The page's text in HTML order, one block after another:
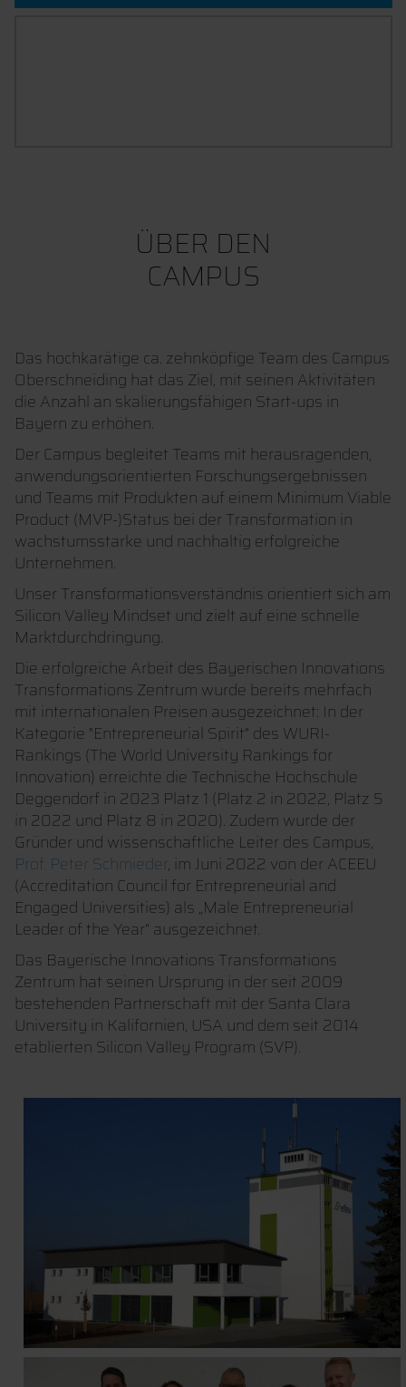
ÜBER DEN
CAMPUS
Das hochkarätige ca. zehnköpfige Team des Campus
Oberschneiding hat das Ziel, mit seinen Aktivitäten
die Anzahl an skalierungsfähigen Start-ups in
Bayern zu erhöhen.
Der Campus begleitet Teams mit herausragenden,
anwendungsorientierten Forschungsergebnissen
und Teams mit Produkten auf einem Minimum Viable
Product (MVP-)Status bei der Transformation in
wachstumsstarke und nachhaltig erfolgreiche
Unternehmen.
Unser Transformationsverständnis orientiert sich am
Silicon Valley Mindset und zielt auf eine schnelle
Marktdurchdringung.
Die erfolgreiche Arbeit des Bayerischen Innovations
Transformations Zentrum wurde bereits mehrfach
mit internationalen Preisen ausgezeichnet: In der
Kategorie "Entrepreneurial Spirit" des WURI-
Rankings (The World University Rankings for
Innovation) erreichte die Technische Hochschule
Deggendorf in 2023 Platz 1 (Platz 2 in 2022, Platz 5
in 2022 und Platz 8 in 2020). Zudem wurde der
Gründer und wissenschaftliche Leiter des Campus,
Prof. Peter Schmieder, im Juni 2022 von der ACEEU
(Accreditation Council for Entrepreneurial and
Engaged Universities) als „Male Entrepreneurial
Leader of the Year“ ausgezeichnet.
Das Bayerische Innovations Transformations
Zentrum hat seinen Ursprung in der seit 2009
bestehenden Partnerschaft mit der Santa Clara
University in Kalifornien, USA und dem seit 2014
etablierten Silicon Valley Program (SVP).